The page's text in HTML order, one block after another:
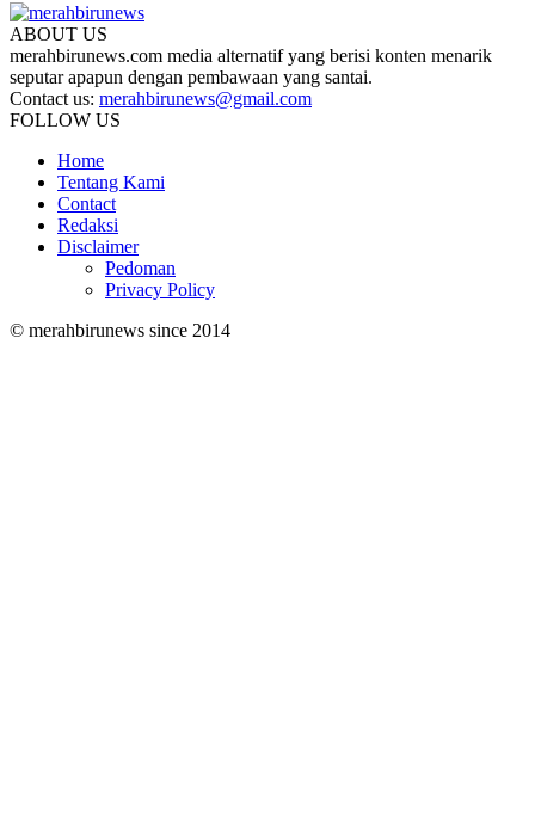
ABOUT US
merahbirunews.com media alternatif yang berisi konten menarik
seputar apapun dengan pembawaan yang santai.
Contact us: merahbirunews@gmail.com
FOLLOW US
Home
Tentang Kami
Contact
Redaksi
Disclaimer
Pedoman
Privacy Policy
© merahbirunews since 2014